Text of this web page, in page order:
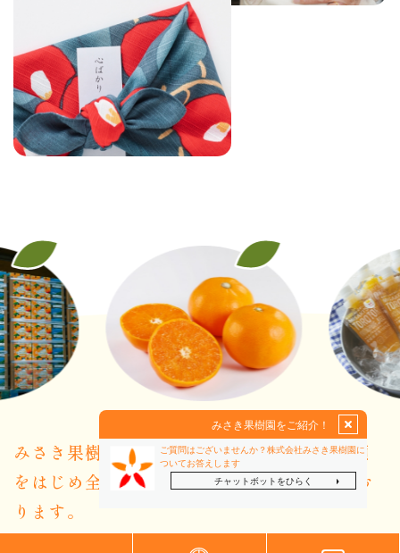
みさき果樹園では、温州みかんなどの柑橘類
をはじめ全16種以上の果実の取扱いをしてお
ります。